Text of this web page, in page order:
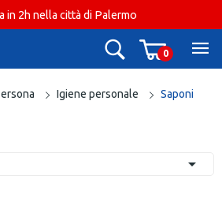
in 2h nella città di Palermo
0
Igiene personale Saponi
